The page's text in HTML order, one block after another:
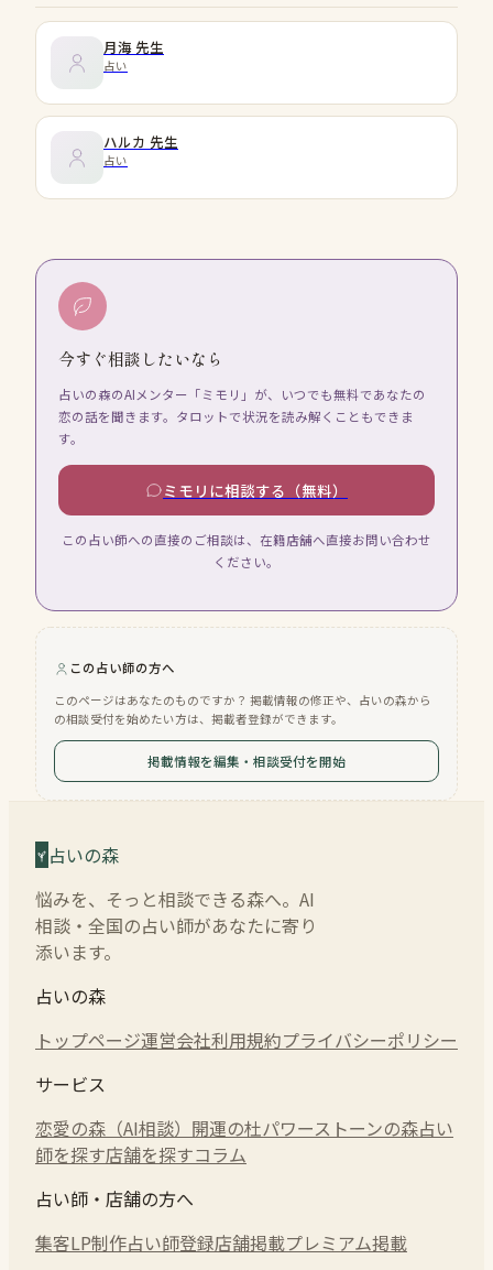
月海 先生
占い
ハルカ 先生
占い
今すぐ相談したいなら
占いの森のAIメンター「ミモリ」が、いつでも無料であなたの
恋の話を聞きます。タロットで状況を読み解くこともできま
す。
ミモリに相談する（無料）
この占い師への直接のご相談は、在籍店舗へ直接お問い合わせ
ください。
この占い師の方へ
このページはあなたのものですか？ 掲載情報の修正や、占いの森から
の相談受付を始めたい方は、掲載者登録ができます。
掲載情報を編集・相談受付を開始
占いの森
悩みを、そっと相談できる森へ。AI
相談・全国の占い師があなたに寄り
添います。
占いの森
トップページ運営会社利用規約プライバシーポリシー
サービス
恋愛の森（AI相談） 開運の杜パワーストーンの森占い
師を探す店舗を探すコラム
占い師・店舗の方へ
集客LP制作占い師登録店舗掲載プレミアム掲載